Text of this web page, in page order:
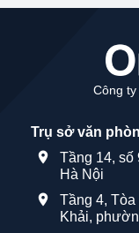
Công ty
Trụ sở văn
Tầng 14, số
Hà Nội
Tầng 4, Tòa
Khải,